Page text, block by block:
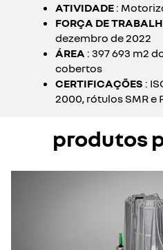
ATIVIDADE :
FORÇA DE
dezembro de 2022
ÁREA : 397 693 m2
cobertos
CERTIFICAÇÕES :
2000, rótulos SMR e
produtos